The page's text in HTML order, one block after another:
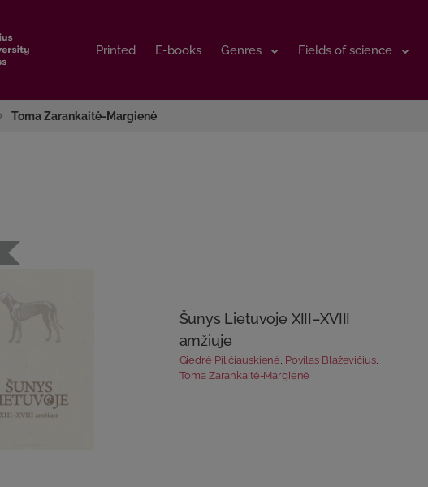
Printed E-books Genres Fields of science
Printed E-books Genres Fields of science
Toma Zarankaitė-Margienė
Šunys Lietuvoje XIII–XVIII
amžiuje
Giedrė Piličiauskienė Povilas Blaževičius,
Toma Zarankaitė-Margienė